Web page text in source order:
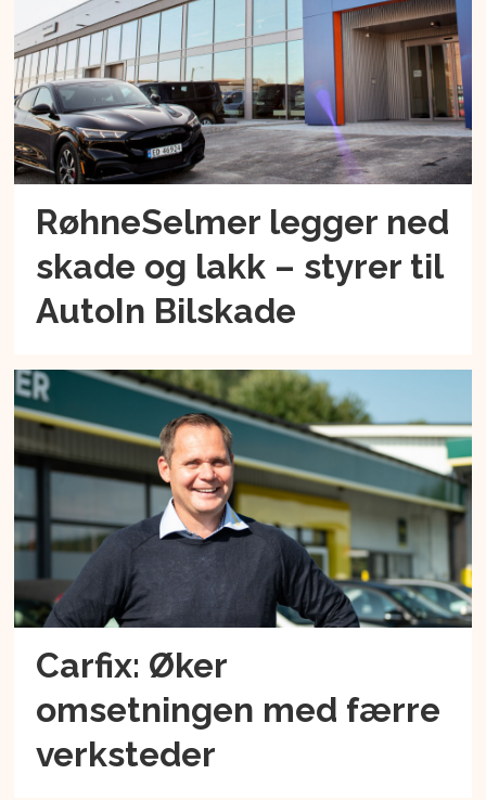
RøhneSelmer legger ned
skade og lakk – styrer til
AutoIn Bilskade
Carfix: Øker
omsetningen med færre
verksteder